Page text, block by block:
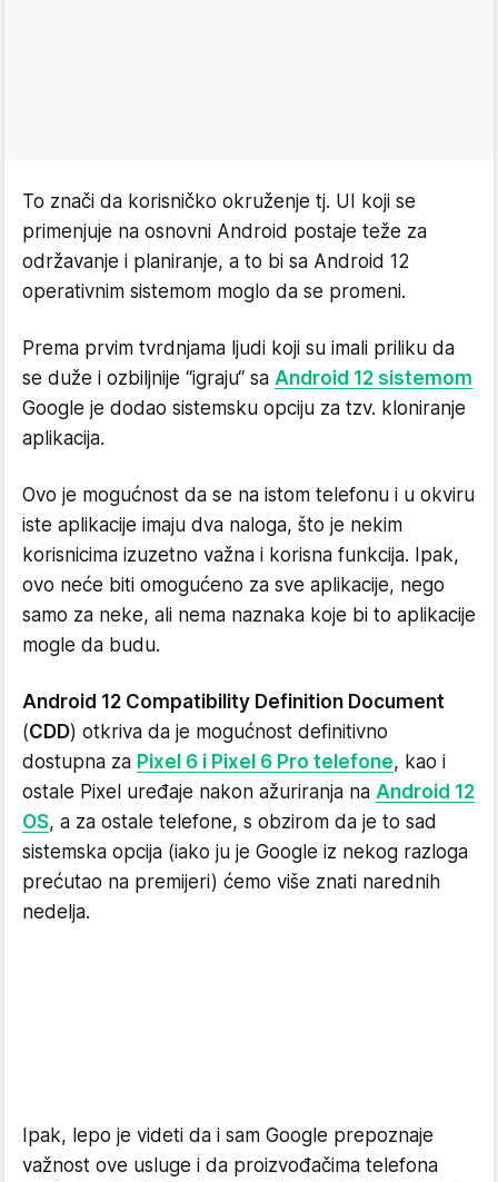
To znači da korisničko okruženje tj. UI koji se
primenjuje na osnovni Android postaje teže za
održavanje i planiranje, a to bi sa Android 12
operativnim sistemom moglo da se promeni.
Prema prvim tvrdnjama ljudi koji su imali priliku da
se duže i ozbiljnije “igraju“ sa Android 12 sistemom
Google je dodao sistemsku opciju za tzv. kloniranje
aplikacija.
Ovo je mogućnost da se na istom telefonu i u okviru
iste aplikacije imaju dva naloga, što je nekim
korisnicima izuzetno važna i korisna funkcija. Ipak,
ovo neće biti omogućeno za sve aplikacije, nego
samo za neke, ali nema naznaka koje bi to aplikacije
mogle da budu.
Android 12 Compatibility Definition Document
(CDD) otkriva da je mogućnost definitivno
dostupna za Pixel 6 i Pixel 6 Pro telefone, kao i
ostale Pixel uređaje nakon ažuriranja na Android 12
OS, a za ostale telefone, s obzirom da je to sad
sistemska opcija (iako ju je Google iz nekog razloga
prećutao na premijeri) ćemo više znati narednih
nedelja.
Ipak, lepo je videti da i sam Google prepoznaje
važnost ove usluge i da proizvođačima telefona